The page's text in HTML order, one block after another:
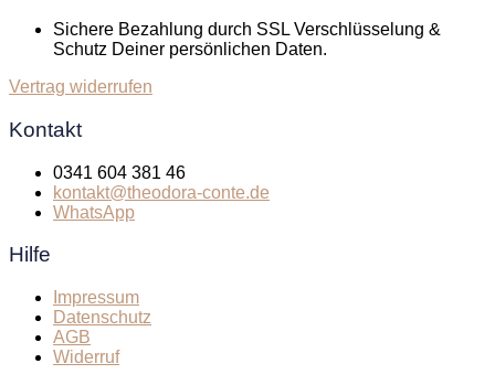
Sichere Bezahlung durch SSL Verschlüsselung &
Schutz Deiner persönlichen Daten.
Vertrag widerrufen
Kontakt
0341 604 381 46
kontakt@theodora-conte.de
WhatsApp
Hilfe
Impressum
Datenschutz
AGB
Widerruf